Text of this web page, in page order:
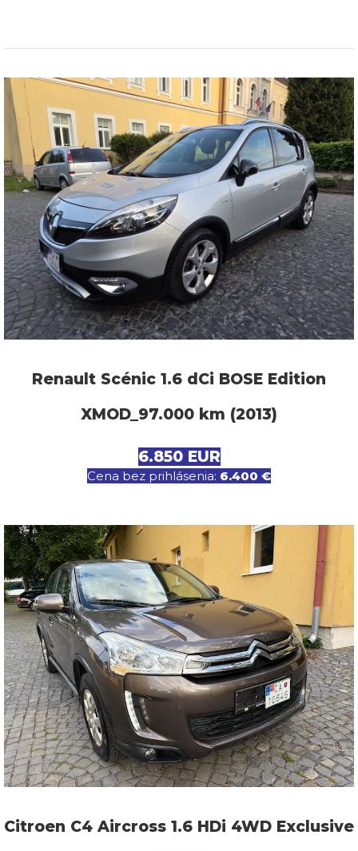
Renault Scénic 1.6 dCi BOSE Edition
XMOD_97.000 km (2013)
6.850 EUR
Cena bez prihlásenia: 6.400 €
Citroen C4 Aircross 1.6 HDi 4WD Exclusive